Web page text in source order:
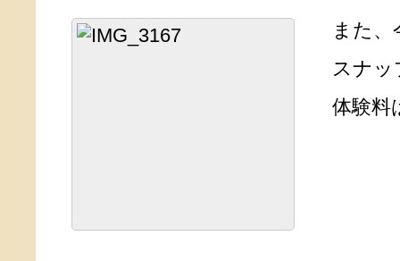
また、
スナッ
体験料